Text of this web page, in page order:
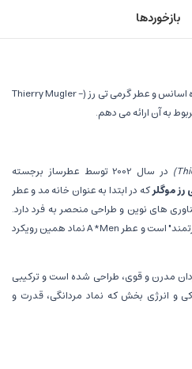
بازخوردها
در ادامه، یک معرفی کامل و جامع درباره اسانس و عطر گرمی تی رز (Thierry Mugler -
در سال 2002 توسط عطرساز برجسته
رز موگلرکه در ابتدا به عنوان خانه مد و عطر
های نوین و طراحی منحصر به فرد دارد.
شعار این برند "سنسیتیو، متنوع و قدرتمند" است و عطر A *Men نماد همین رویکرد
مدرن و قوی، طراحی شده است و ترکیبی
و انرژی بخش که نماد مردانگی، قدرت و